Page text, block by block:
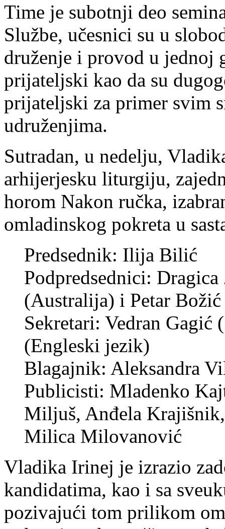
Time je subotnji deo
Službe, učesnici su u
druženje i provod u jednoj
prijateljski kao da su
prijateljski za primer svim
udruženjima.
Sutradan, u nedelju,
arhijerjesku liturgiju,
horom Nakon ručka,
omladinskog pokreta u
Predsednik: Ilija Bilić
Podpredsednici:
(Australija) i Petar
Sekretari: Vedran
(Engleski jezik)
Blagajnik: Aleksandra
Publicisti: Mladenko
Miljuš, Anđela
Milica Milovanović
Vladika Irinej je izrazio
kandidatima, kao i sa
pozivajući tom prilikom